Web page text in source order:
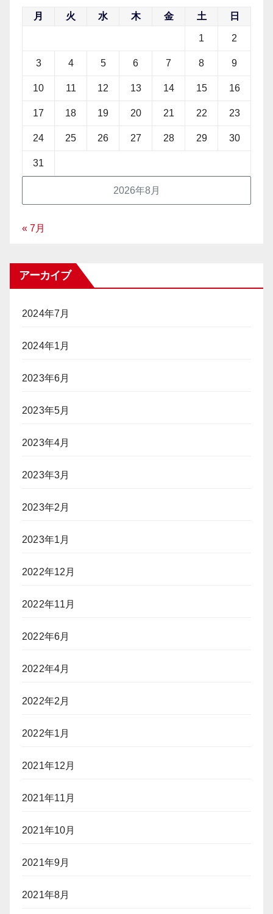
2026年8月
月 火 水 木 金 土 日
1 2
3 4 5 6 7 8 9
10 11 12 13 14 15 16
17 18 19 20 21 22 23
24 25 26 27 28 29 30
31
« 7月
アーカイブ
2024年7月
2024年1月
2023年6月
2023年5月
2023年4月
2023年3月
2023年2月
2023年1月
2022年12月
2022年11月
2022年6月
2022年4月
2022年2月
2022年1月
2021年12月
2021年11月
2021年10月
2021年9月
2021年8月